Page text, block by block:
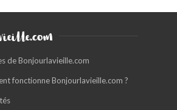
de Bonjourlavieille.com
fonctionne Bonjourlavieille.com ?